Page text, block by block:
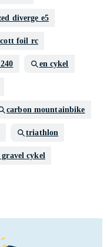
diverge e5
foil rc
en cykel
carbon mountainbike
triathlon
gravel cykel